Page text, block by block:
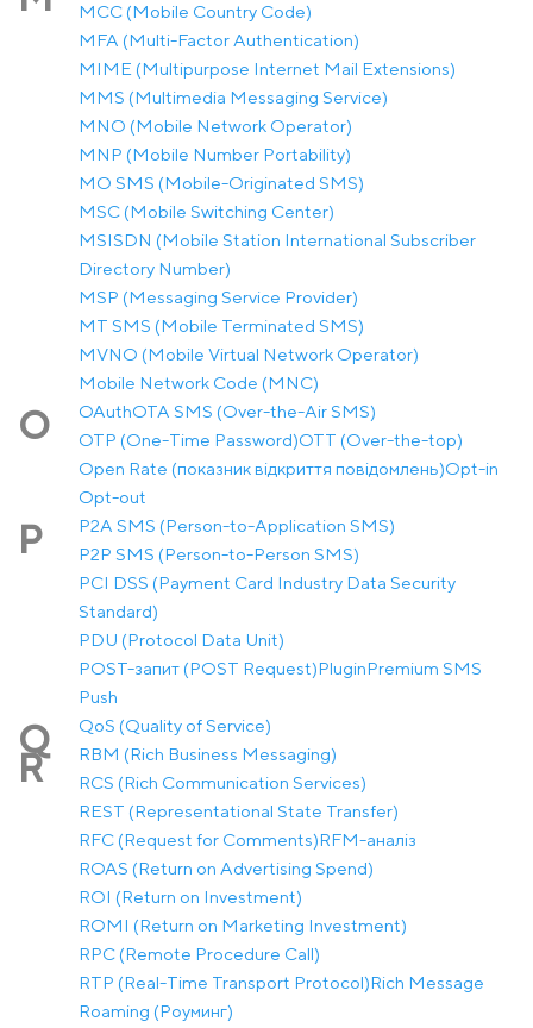
MCC (Mobile Country Code)
MFA (Multi-Factor Authentication)
MIME (Multipurpose Internet Mail Extensions)
MMS (Multimedia Messaging Service)
MNO (Mobile Network Operator)
MNP (Mobile Number Portability)
MO SMS (Mobile-Originated SMS)
MSC (Mobile Switching Center)
MSISDN (Mobile Station International Subscriber
Directory Number)
MSP (Messaging Service Provider)
MT SMS (Mobile Terminated SMS)
MVNO (Mobile Virtual Network Operator)
Mobile Network Code (MNC)
O OAuthOTA SMS (Over-the-Air SMS)
OTP (One-Time Password)OTT (Over-the-top)
Open Rate (показник відкриття повідомлень)Opt-in
Opt-out
P
P2A SMS (Person-to-Application SMS)
P2P SMS (Person-to-Person SMS)
PCI DSS (Payment Card Industry Data Security
Standard)
PDU (Protocol Data Unit)
POST-запит (POST Request)PluginPremium SMS
Push
Q QoS (Quality of Service)
R
RBM (Rich Business Messaging)
RCS (Rich Communication Services)
REST (Representational State Transfer)
RFC (Request for Comments)RFM-аналіз
ROAS (Return on Advertising Spend)
ROI (Return on Investment)
ROMI (Return on Marketing Investment)
RPC (Remote Procedure Call)
RTP (Real-Time Transport Protocol)Rich Message
Roaming (Роуминг)